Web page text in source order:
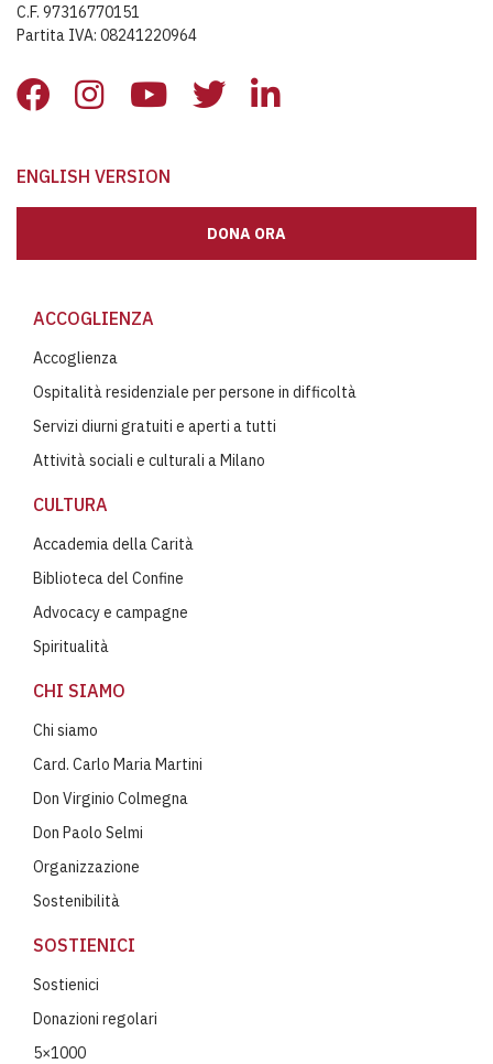
C.F. 97316770151
Partita IVA: 08241220964
ENGLISH VERSION
DONA ORA
ACCOGLIENZA
Accoglienza
Ospitalità residenziale per persone in difficoltà
Servizi diurni gratuiti e aperti a tutti
Attività sociali e culturali a Milano
CULTURA
Accademia della Carità
Biblioteca del Confine
Advocacy e campagne
Spiritualità
CHI SIAMO
Chi siamo
Card. Carlo Maria Martini
Don Virginio Colmegna
Don Paolo Selmi
Organizzazione
Sostenibilità
SOSTIENICI
Sostienici
Donazioni regolari
5×1000